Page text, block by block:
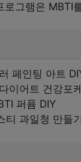
로그램은 MBTI
페인팅 아트
이어트 건강포
퍼퓸 DIY
티 과일청 만들기